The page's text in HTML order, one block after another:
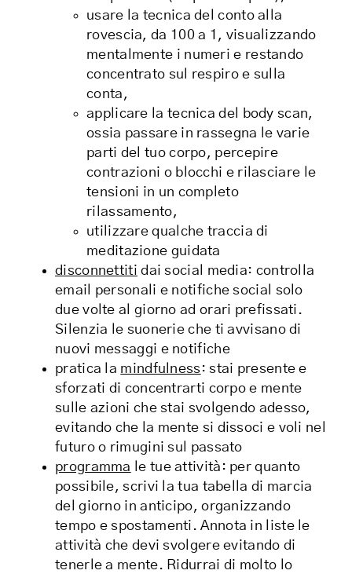
usare la tecnica del conto alla
rovescia, da 100 a 1, visualizzando
mentalmente i numeri e restando
concentrato sul respiro e sulla
conta,
applicare la tecnica del body scan,
ossia passare in rassegna le varie
parti del tuo corpo, percepire
contrazioni o blocchi e rilasciare le
tensioni in un completo
rilassamento,
utilizzare qualche traccia di
meditazione guidata
disconnettiti dai social media: controlla
email personali e notifiche social solo
due volte al giorno ad orari prefissati.
Silenzia le suonerie che ti avvisano di
nuovi messaggi e notifiche
pratica la mindfulness: stai presente e
sforzati di concentrarti corpo e mente
sulle azioni che stai svolgendo adesso,
evitando che la mente si dissoci e voli nel
futuro o rimugini sul passato
programma le tue attività: per quanto
possibile, scrivi la tua tabella di marcia
del giorno in anticipo, organizzando
tempo e spostamenti. Annota in liste le
attività che devi svolgere evitando di
tenerle a mente. Ridurrai di molto lo